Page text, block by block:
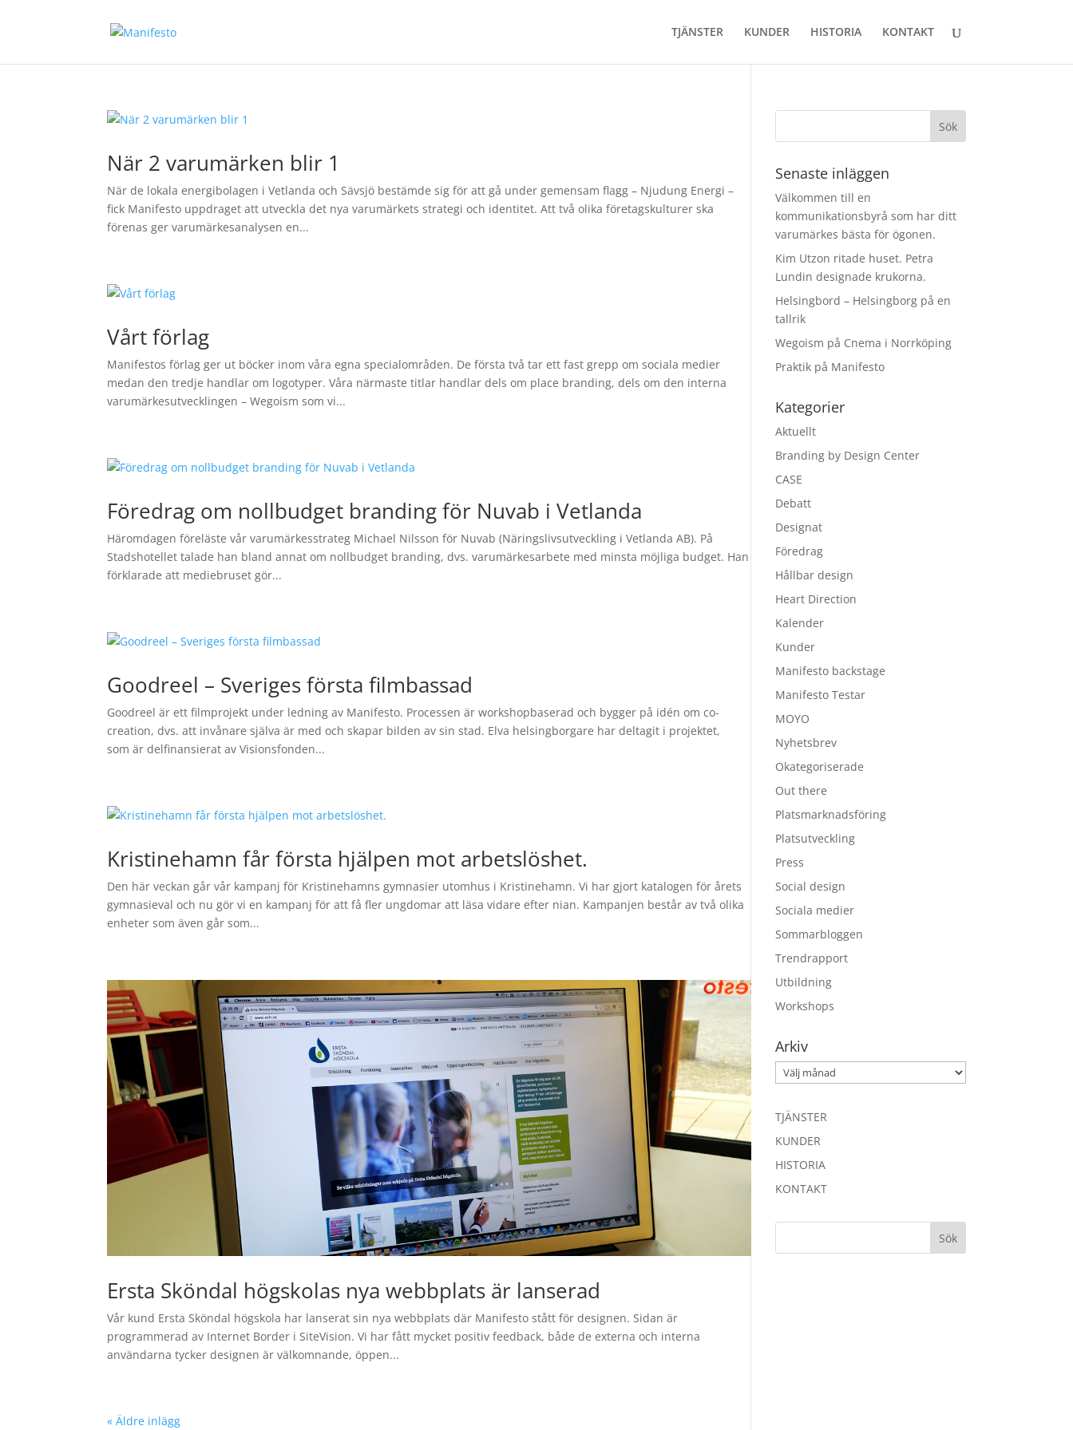
TJÄNSTER KUNDER HISTORIA KONTAKT
När 2 varumärken blir 1
När de lokala energibolagen i Vetlanda och Sävsjö bestämde sig för att gå under gemensam flagg – Njudung Energi –
fick Manifesto uppdraget att utveckla det nya varumärkets strategi och identitet. Att två olika företagskulturer ska
förenas ger varumärkesanalysen en...
Vårt förlag
Manifestos förlag ger ut böcker inom våra egna specialområden. De första två tar ett fast grepp om sociala medier
medan den tredje handlar om logotyper. Våra närmaste titlar handlar dels om place branding, dels om den interna
varumärkesutvecklingen – Wegoism som vi...
Föredrag om nollbudget branding för Nuvab i Vetlanda
Häromdagen föreläste vår varumärkesstrateg Michael Nilsson för Nuvab (Näringslivsutveckling i Vetlanda AB). På
Stadshotellet talade han bland annat om nollbudget branding, dvs. varumärkesarbete med minsta möjliga budget. Han
förklarade att mediebruset gör...
Goodreel – Sveriges första filmbassad
Goodreel är ett filmprojekt under ledning av Manifesto. Processen är workshopbaserad och bygger på idén om co-
creation, dvs. att invånare själva är med och skapar bilden av sin stad. Elva helsingborgare har deltagit i projektet,
som är delfinansierat av Visionsfonden...
Kristinehamn får första hjälpen mot arbetslöshet.
Den här veckan går vår kampanj för Kristinehamns gymnasier utomhus i Kristinehamn. Vi har gjort katalogen för årets
gymnasieval och nu gör vi en kampanj för att få fler ungdomar att läsa vidare efter nian. Kampanjen består av två olika
enheter som även går som...
Ersta Sköndal högskolas nya webbplats är lanserad
Vår kund Ersta Sköndal högskola har lanserat sin nya webbplats där Manifesto stått för designen. Sidan är
programmerad av Internet Border i SiteVision. Vi har fått mycket positiv feedback, både de externa och interna
användarna tycker designen är välkomnande, öppen...
« Äldre inlägg
Senaste inläggen
Välkommen till en
kommunikationsbyrå som har ditt
varumärkes bästa för ögonen.
Kim Utzon ritade huset. Petra
Lundin designade krukorna.
Helsingbord – Helsingborg på en
tallrik
Wegoism på Cnema i Norrköping
Praktik på Manifesto
Kategorier
Aktuellt
Branding by Design Center
CASE
Debatt
Designat
Föredrag
Hållbar design
Heart Direction
Kalender
Kunder
Manifesto backstage
Manifesto Testar
MOYO
Nyhetsbrev
Okategoriserade
Out there
Platsmarknadsföring
Platsutveckling
Press
Social design
Sociala medier
Sommarbloggen
Trendrapport
Utbildning
Workshops
Arkiv
Arkiv
TJÄNSTER
KUNDER
HISTORIA
KONTAKT